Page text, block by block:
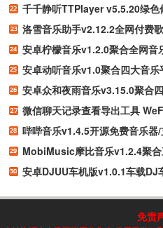
千千静听TTPlayer v5.5.20绿色
洛雪音乐助手v2.12.2全网付费
安卓柠檬音乐v1.2.0聚合全网音
安卓动听音乐v1.0聚合四大音乐
安卓众和夜雨音乐v3.15.0聚合
微信聊天记录查看导出工具
哔哔音乐v1.4.5开源免费音乐
MobiMusic摩比音乐v1.2.4聚合
安卓DJUU车机版v1.0.1车载DJ
免责